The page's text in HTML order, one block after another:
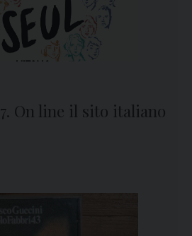
On line il sito italiano